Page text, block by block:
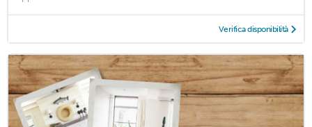
Verifica disponibilità